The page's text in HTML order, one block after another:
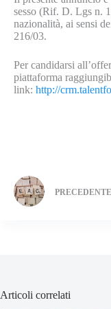
sesso (Rif. D. Lgs n.
nazionalità, ai sensi
216/03.
Per candidarsi
piattaforma
link: http://
PRECEDENTE
Articoli correlati